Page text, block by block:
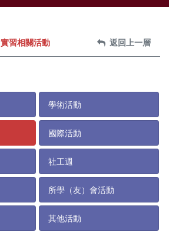
實習相關活動 返回上一層
學術活動
國際活動
社工週
所學（友）會活動
其他活動